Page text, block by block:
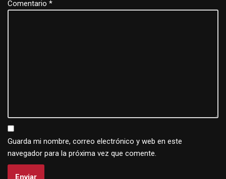
Comentario *
Guarda mi nombre, correo electrónico y web en este
navegador para la próxima vez que comente.